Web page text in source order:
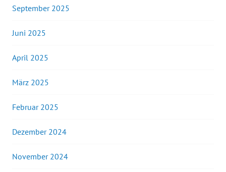
September 2025
Juni 2025
April 2025
März 2025
Februar 2025
Dezember 2024
November 2024